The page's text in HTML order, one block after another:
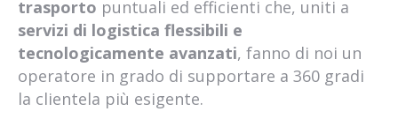
trasporto puntuali ed efficienti che, uniti a
servizi di logistica flessibili e
tecnologicamente avanzati, fanno di noi un
operatore in grado di supportare a 360 gradi
la clientela più esigente.